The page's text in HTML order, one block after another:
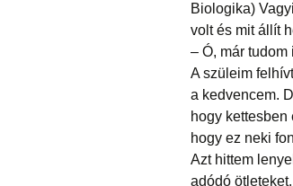
Biologika)
volt és mit állít
– Ó, már
A szüleim
a kedvencem.
hogy
hogy ez neki
Azt hittem
adódó